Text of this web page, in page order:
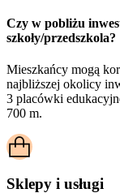
Czy w pobliżu
szkoły/przedszkola?
Mieszkańcy mogą
najbliższej okolicy
3 placówki
700 m.
Sklepy i usługi